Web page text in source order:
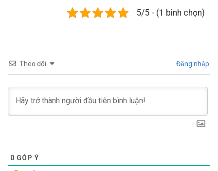
5/5 - (1 bình chọn)
Theo dõi Đăng nhập
0 GÓP Ý